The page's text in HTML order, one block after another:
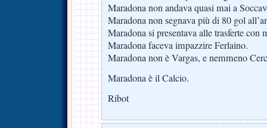
Maradona non andava quasi mai a
Maradona non segnava più di 80 gol
Maradona si presentava alle trasferte con
Maradona faceva impazzire Ferlaino.
Maradona non è Vargas, e nemmeno
Maradona è il Calcio.
Ribot